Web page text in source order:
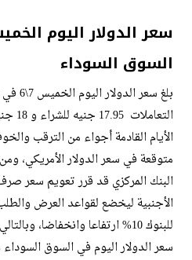
السوق السوداء
بلغ سعر
الأيام القادمة أجواء من الترقب
متوقعة في سعر الدولار الأمريكي،
البنك المركزي قد قرر تعويم سعر
للبنوك 10% ارتفاعا وانخفاضا،
سعر الدولار اليوم في السوق السوداء